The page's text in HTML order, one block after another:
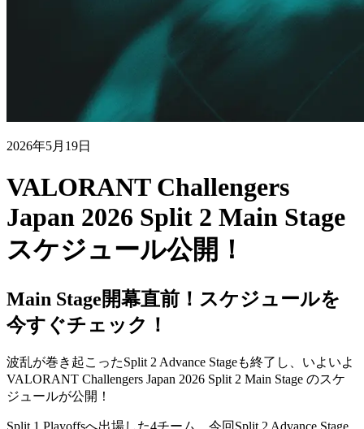
2026年5月19日
VALORANT Challengers
Japan 2026 Split 2 Main Stage
スケジュール公開！
Main Stage開幕直前！スケジュールを
今すぐチェック！
波乱が巻き起こったSplit 2 Advance Stageも終了し、いよいよ
VALORANT Challengers Japan 2026 Split 2 Main Stage のスケ
ジュールが公開！
Split 1 Playoffsへ出場した4チーム、今回Split 2 Advance Stage